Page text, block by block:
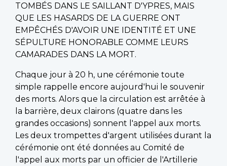
TOMBÉS DANS LE SAILLANT D'YPRES, MAIS
QUE LES HASARDS DE LA GUERRE ONT
EMPÊCHÉS D'AVOIR UNE IDENTITÉ ET UNE
SÉPULTURE HONORABLE COMME LEURS
CAMARADES DANS LA MORT.
Chaque jour à 20 h, une cérémonie toute
simple rappelle encore aujourd'hui le souvenir
des morts. Alors que la circulation est arrêtée à
la barrière, deux clairons (quatre dans les
grandes occasions) sonnent l'appel aux morts.
Les deux trompettes d'argent utilisées durant la
cérémonie ont été données au Comité de
l'appel aux morts par un officier de l'Artillerie